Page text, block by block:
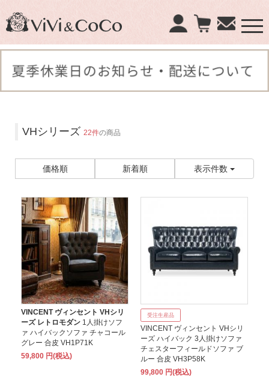
VHシリーズ 22件の商品
価格順 新着順 表示件数
VINCENT ヴィンセント VHシリ
ーズ レトロモダン 1人掛けソフ
ァ ハイバックソファ チャコール
グレー 合皮 VH1P71K
59,800 円(税込)
受注生産品
VINCENT ヴィンセント VHシリ
ーズ ハイバック 3人掛けソファ
チェスターフィールドソファ ブ
ルー 合皮 VH3P58K
99,800 円(税込)
×
商品検索：